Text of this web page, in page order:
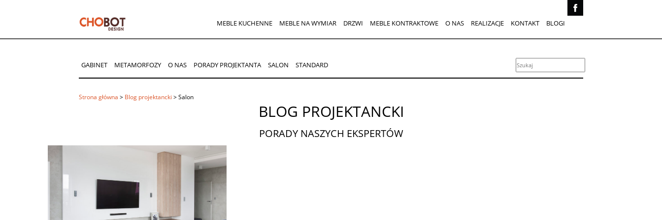
MEBLE KUCHENNE MEBLE NA WYMIAR DRZWI MEBLE KONTRAKTOWE O NAS REALIZACJE KONTAKT BLOGI
GABINET METAMORFOZY O NAS PORADY PROJEKTANTA SALON STANDARD
Strona główna > Blog projektancki >Salon
BLOG PROJEKTANCKI
PORADY NASZYCH EKSPERTÓW